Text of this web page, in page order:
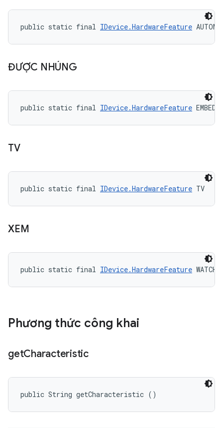
public static final IDevice.HardwareFeature
ĐƯỢC NHÚNG
public static final IDevice.HardwareFeature
TV
public static final IDevice.HardwareFeature TV
XEM
public static final IDevice.HardwareFeature WATCH
Phương thức công khai
getCharacteristic
public String getCharacteristic ()